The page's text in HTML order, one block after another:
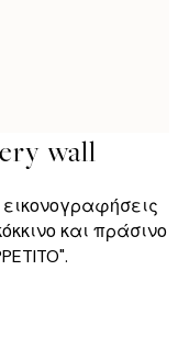
wall
και πράσινο